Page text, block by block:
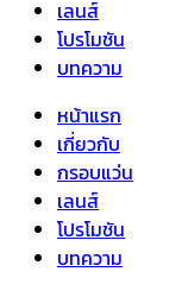
เลนส์
โปรโมชัน
บทความ
หน้าแรก
เกี่ยวกับ
กรอบแว่น
เลนส์
โปรโมชัน
บทความ